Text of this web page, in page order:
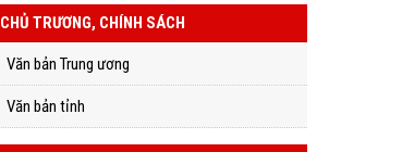
CHỦ TRƯƠNG, CHÍNH SÁCH
Văn bản Trung ương
Văn bản tỉnh